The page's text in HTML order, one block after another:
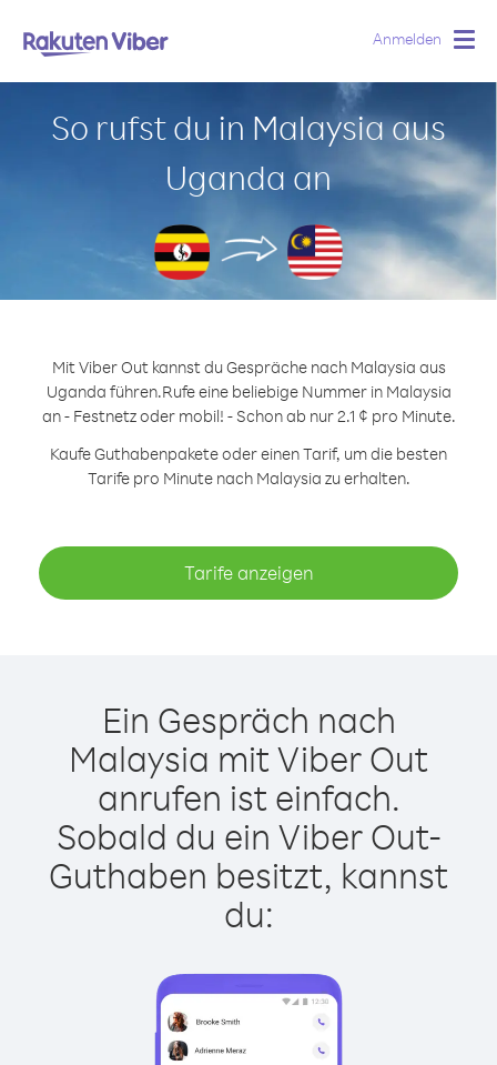
Anmelden
So rufst du in Malaysia aus
Uganda an
Mit Viber Out kannst du Gespräche nach Malaysia aus
Uganda führen.Rufe eine beliebige Nummer in Malaysia
an - Festnetz oder mobil! - Schon ab nur 2.1 ¢ pro Minute.
Kaufe Guthabenpakete oder einen Tarif, um die besten
Tarife pro Minute nach Malaysia zu erhalten.
Tarife anzeigen
Ein Gespräch nach
Malaysia mit Viber Out
anrufen ist einfach.
Sobald du ein Viber Out-
Guthaben besitzt, kannst
du: